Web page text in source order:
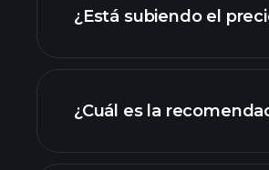
¿Está subiendo el
gráfico de AIHS
¿Cuál es la